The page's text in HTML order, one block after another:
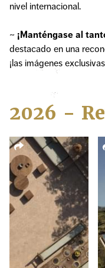
nivel internacional.
~ ¡Manténgase al
destacado en una
¡las imágenes
2026 -